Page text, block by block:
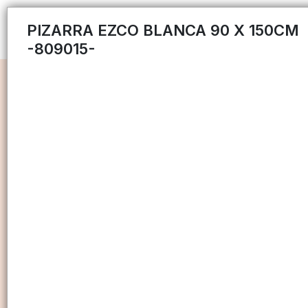
PIZARRA EZCO BLANCA 90 X 150CM
-809015-